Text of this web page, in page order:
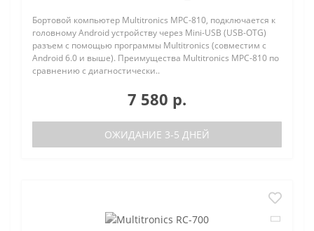
Бортовой компьютер Multitronics MPC-810, подключается к
головному Android устройству через Mini-USB (USB-OTG)
разъем с помощью программы Multitronics (совместим с
Android 6.0 и выше). Преимущества Multitronics MPC-810 по
сравнению с диагностически..
7 580 р.
ОЖИДАНИЕ 3-5 ДНЕЙ